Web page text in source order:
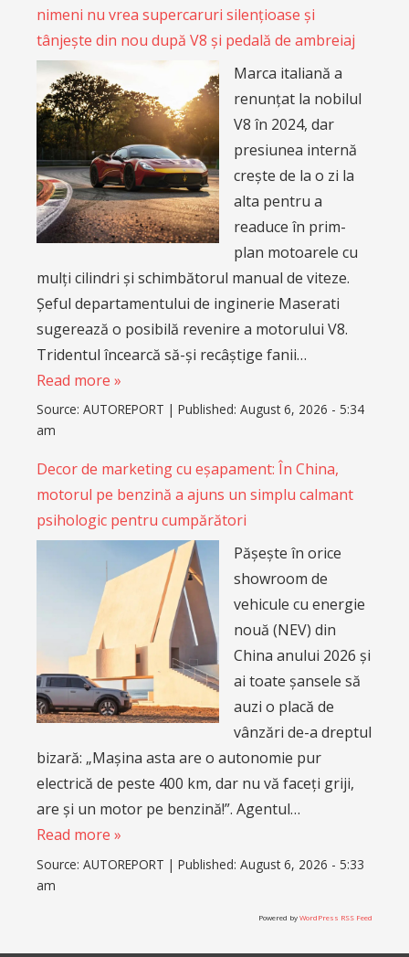
nimeni nu vrea supercaruri silențioase și
tânjește din nou după V8 și pedală de ambreiaj
Marca italiană a
renunțat la nobilul
V8 în 2024, dar
presiunea internă
crește de la o zi la
alta pentru a
readuce în prim-
plan motoarele cu
mulți cilindri și schimbătorul manual de viteze.
Șeful departamentului de inginerie Maserati
sugerează o posibilă revenire a motorului V8.
Tridentul încearcă să-și recâștige fanii…
Read more »
Source: AUTOREPORT | Published: August 6, 2026 - 5:34
am
Decor de marketing cu eșapament: În China,
motorul pe benzină a ajuns un simplu calmant
psihologic pentru cumpărători
Pășește în orice
showroom de
vehicule cu energie
nouă (NEV) din
China anului 2026 și
ai toate șansele să
auzi o placă de
vânzări de-a dreptul
bizară: „Mașina asta are o autonomie pur
electrică de peste 400 km, dar nu vă faceți griji,
are și un motor pe benzină!”. Agentul…
Read more »
Source: AUTOREPORT | Published: August 6, 2026 - 5:33
am
Powered byWordPress RSS Feed